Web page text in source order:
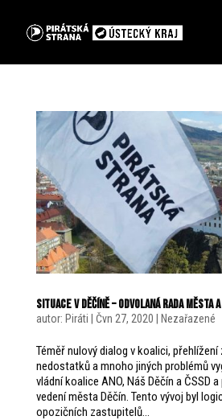
Situace v Děčíně – odvolaná Rada města
autor: Piráti | Čvn 27, 2020 | Nezařazené
Téměř nulový dialog v koalici, přehlížení
nedostatků a mnoho jiných problémů
vládní koalice ANO, Náš Děčín a ČSSD
vedení města Děčín. Tento vývoj byl
opozičních zastupitelů...